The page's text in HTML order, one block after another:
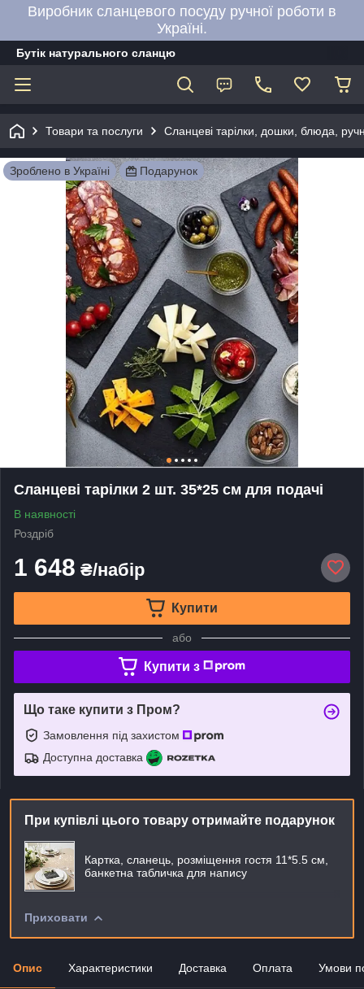
Виробник сланцевого посуду ручної роботи в
Україні.
Бутік натурального сланцю
Товари та послуги Сланцеві тарілки, дошки, блюда,
Зроблено в Україні Подарунок
Сланцеві тарілки 2 шт. 35*25 см для подачі
В наявності
Роздріб
1 648 ₴/набір
Купити
або
Купити з
Що таке купити з Пром?
Замовлення під захистом
Доступна доставка
При купівлі цього товару отримайте подарунок
Картка, сланець, розміщення гостя 11*5.5 см,
банкетна табличка для напису
Приховати
Опис Характеристики Доставка Оплата Умови